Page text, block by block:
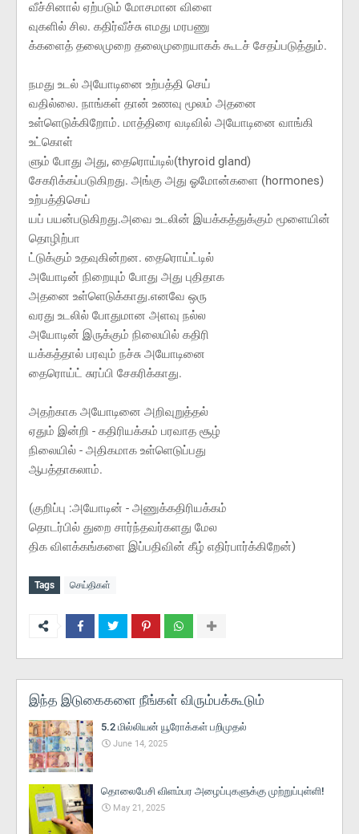
வீச்சினால் ஏற்படும் மோசமான விளை
வுகளில் சில. கதிர்வீச்சு எமது மரபணு
க்களைத் தலைமுறை தலைமுறையாகக் கூடச் சேதப்படுத்தும்.
நமது உடல் அயோடினை உற்பத்தி செய்
வதில்லை. நாங்கள் தான் உணவு மூலம் அதனை
உள்ளெடுக்கிறோம். மாத்திரை வடிவில் அயோடினை வாங்கி
உட்கொள்
ளும் போது அது, தைரொய்டில்(thyroid gland)
சேகரிக்கப்படுகிறது. அங்கு அது ஓமோன்களை (hormones)
உற்பத்திசெய்
யப் பயன்படுகிறது.அவை உடலின் இயக்கத்துக்கும் மூளையின்
தொழிற்பா
ட்டுக்கும் உதவுகின்றன. தைரொய்ட்டில்
அயோடின் நிறையும் போது அது புதிதாக
அதனை உள்ளெடுக்காது.எனவே ஒரு
வரது உடலில் போதுமான அளவு நல்ல
அயோடின் இருக்கும் நிலையில் கதிரி
யக்கத்தால் பரவும் நச்சு அயோடினை
தைரொய்ட் சுரப்பி சேகரிக்காது.
அதற்காக அயோடினை அறிவுறுத்தல்
ஏதும் இன்றி - கதிரியக்கம் பரவாத சூழ்
நிலையில் - அதிகமாக உள்ளெடுப்பது
ஆபத்தாகலாம்.
(குறிப்பு :அயோடின் - அணுக்கதிரியக்கம்
தொடர்பில் துறை சார்ந்தவர்களது மேல
திக விளக்கங்களை இப்பதிவின் கீழ் எதிர்பார்க்கிறேன்)
Tags செய்திகள்
இந்த இடுகைகளை நீங்கள் விரும்பக்கூடும்
5.2 மில்லியன் யூரோக்கள் பறிமுதல்
June 14, 2025
தொலைபேசி விளம்பர அழைப்புகளுக்கு முற்றுப்புள்ளி!
May 21, 2025